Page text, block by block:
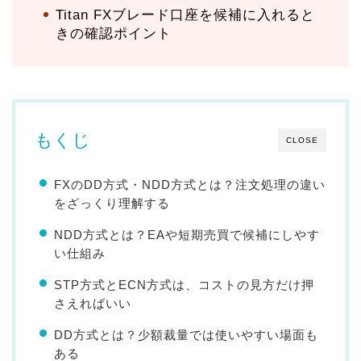
Titan FXブレード口座を候補に入れると
きの確認ポイント
CLOSE
もくじ
FXのDD方式・NDD方式とは？注文処理の違い
をざっくり理解する
NDD方式とは？EAや短期売買で候補にしやす
い仕組み
STP方式とECN方式は、コストの見方だけ押
さえればいい
DD方式とは？少額裁量では使いやすい場面も
ある